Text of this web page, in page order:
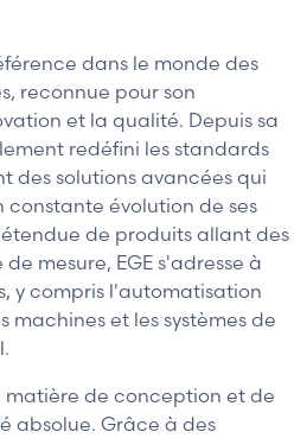
dans le monde des
reconnue pour son
et la qualité. Depuis sa
redéfini les standards
des solutions avancées qui
constante évolution de ses
de produits allant des
mesure, EGE s'adresse à
y compris l'automatisation
machines et les systèmes de
matière de conception et de
absolue. Grâce à des